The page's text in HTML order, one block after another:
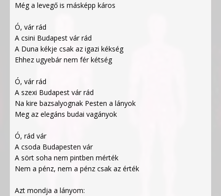
Még a levegő is másképp káros
Ó, vár rád
A csini Budapest vár rád
A Duna kékje csak az igazi kékség
Ehhez ugyebár nem fér kétség
Ó, vár rád
A szexi Budapest vár rád
Na kire bazsalyognak Pesten a lányok
Meg az elegáns budai vagányok
Ó, rád vár
A csoda Budapesten vár
A sört soha nem pintben mérték
Nem a pénz, nem a pénz csak az érték
Azt mondja a lányom: